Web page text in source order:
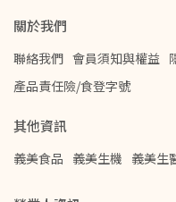
關於我們
聯絡我們 會員須知與權益
產品責任險/食登字號
其他資訊
義美食品 義美生機 義美生